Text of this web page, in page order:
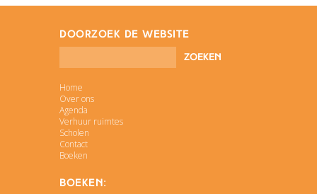
doorzoek de website
Home
Over ons
Agenda
Verhuur ruimtes
Scholen
Contact
Boeken
Boeken: